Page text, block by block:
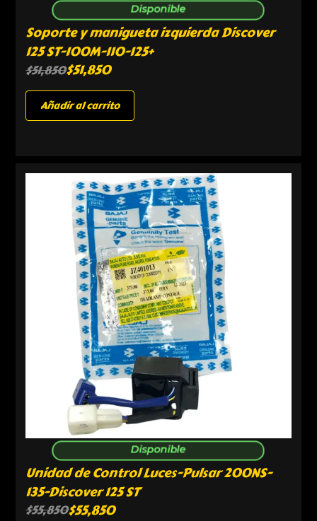
Disponible
Soporte y manigueta izquierda Discover
125 ST-100M-110-125+
$51,850$51,850
Añadir al carrito
Disponible
Unidad de Control Luces-Pulsar 200NS-
135-Discover 125 ST
$55,850$55,850